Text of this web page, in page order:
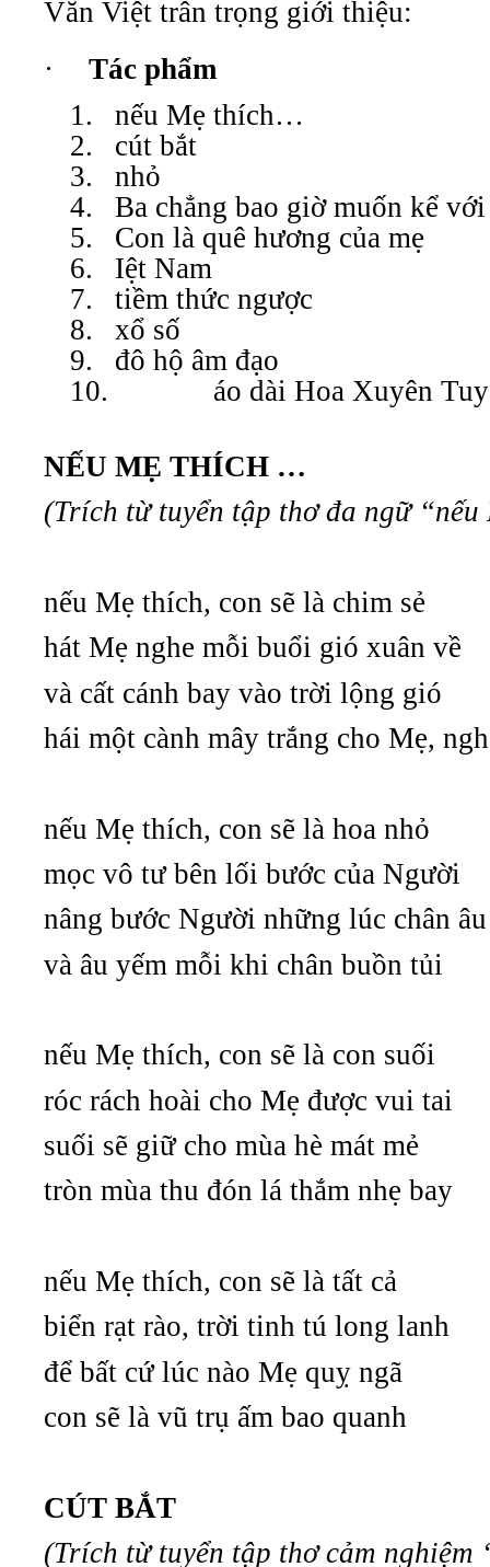
Văn Việt trân trọng giới thiệu:
·
Tác phẩm
1.
nếu Mẹ thích…
2.
cút bắt
3.
nhỏ
4.
Ba chẳng bao giờ muốn kể
5.
Con là quê hương của mẹ
6.
Iệt Nam
7.
tiềm thức ngược
8.
xổ số
9.
đô hộ âm đạo
10.
áo dài Hoa Xuyên
NẾU MẸ THÍCH …
(Trích từ tuyển tập thơ đa ngữ
nếu Mẹ thích, con sẽ là chim sẻ
hát Mẹ nghe mỗi buổi gió xuân về
và cất cánh bay vào trời lộng gió
hái một cành mây trắng cho Mẹ,
nếu Mẹ thích, con sẽ là hoa nhỏ
mọc vô tư bên lối bước của Người
nâng bước Người những lúc chân
và âu yếm mỗi khi chân buồn tủi
nếu Mẹ thích, con sẽ là con suối
róc rách hoài cho Mẹ được vui tai
suối sẽ giữ cho mùa hè mát mẻ
tròn mùa thu đón lá thắm nhẹ bay
nếu Mẹ thích, con sẽ là tất cả
biển rạt rào, trời tinh tú long lanh
để bất cứ lúc nào Mẹ quỵ ngã
con sẽ là vũ trụ ấm bao quanh
CÚT BẮT
(Trích từ tuyển tập thơ cảm